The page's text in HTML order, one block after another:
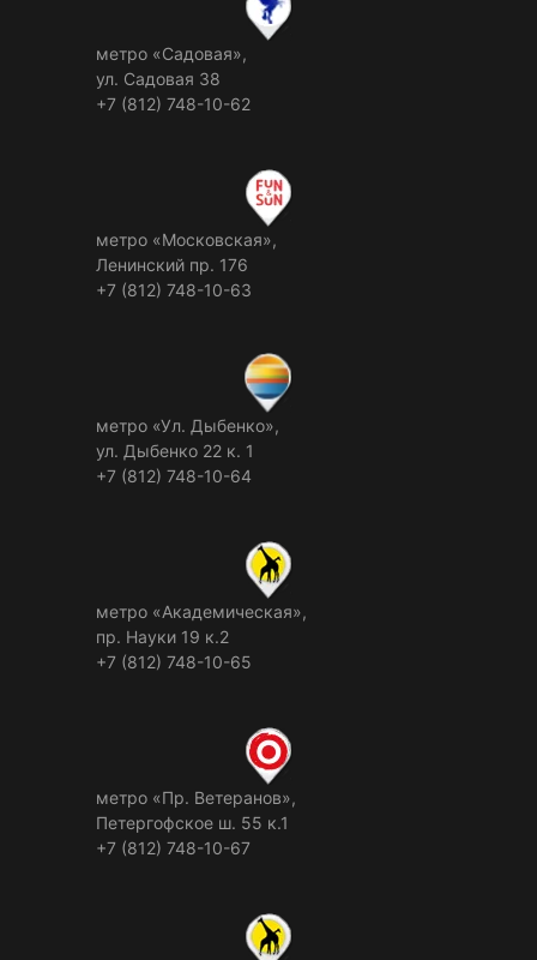
метро «Садовая»,
ул. Садовая 38
+7 (812) 748-10-62
метро «Московская»,
Ленинский пр. 176
+7 (812) 748-10-63
метро «Ул. Дыбенко»,
ул. Дыбенко 22 к. 1
+7 (812) 748-10-64
метро «Академическая»,
пр. Науки 19 к.2
+7 (812) 748-10-65
метро «Пр. Ветеранов»,
Петергофское ш. 55 к.1
+7 (812) 748-10-67